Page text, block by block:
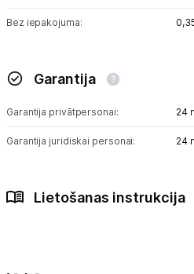
Bez iepakojuma:
Garantija
Garantija privātpersonai: 24
Garantija juridiskai personai: 24
Lietošanas instrukcija